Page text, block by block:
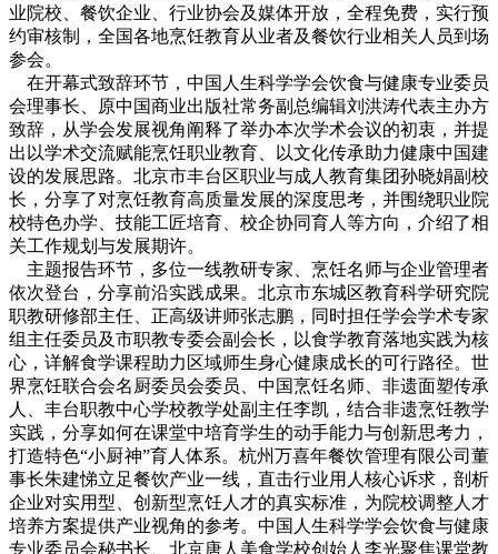
业院校、餐饮企业、行业协会及媒体开放，全程免费，实行预
约审核制，全国各地烹饪教育从业者及餐饮行业相关人员到场
参会。
在开幕式致辞环节，中国人生科学学会饮食与健康专业委员
会理事长、原中国商业出版社常务副总编辑刘洪涛代表主办方
致辞，从学会发展视角阐释了举办本次学术会议的初衷，并提
出以学术交流赋能烹饪职业教育、以文化传承助力健康中国建
设的发展思路。北京市丰台区职业与成人教育集团孙晓娟副校
长，分享了对烹饪教育高质量发展的深度思考，并围绕职业院
校特色办学、技能工匠培育、校企协同育人等方向，介绍了相
关工作规划与发展期许。
主题报告环节，多位一线教研专家、烹饪名师与企业管理者
依次登台，分享前沿实践成果。北京市东城区教育科学研究院
职教研修部主任、正高级讲师张志鹏，同时担任学会学术专家
组主任委员及市职教专委会副会长，以食学教育落地实践为核
心，详解食学课程助力区域师生身心健康成长的可行路径。世
界烹饪联合会名厨委员会委员、中国烹饪名师、非遗面塑传承
人、丰台职教中心学校教学处副主任李凯，结合非遗烹饪教学
实践，分享如何在课堂中培育学生的动手能力与创新思考力，
打造特色“小厨神”育人体系。杭州万喜年餐饮管理有限公司董
事长朱建悌立足餐饮产业一线，直击行业用人核心诉求，剖析
企业对实用型、创新型烹饪人才的真实标准，为院校调整人才
培养方案提供产业视角的参考。中国人生科学学会饮食与健康
专业委员会秘书长、北京唐人美食学校创始人李光聚焦课堂教